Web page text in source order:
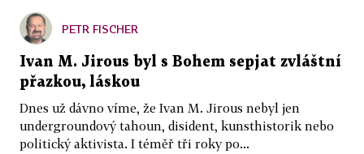
PETR FISCHER
Ivan M. Jirous byl s Bohem sepjat zvláštní
přazkou, láskou
Dnes už dávno víme, že Ivan M. Jirous nebyl jen
undergroundový tahoun, disident, kunsthistorik nebo
politický aktivista. I téměř tři roky po...